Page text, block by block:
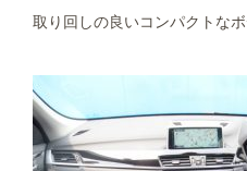
取り回しの良いコンパクトな